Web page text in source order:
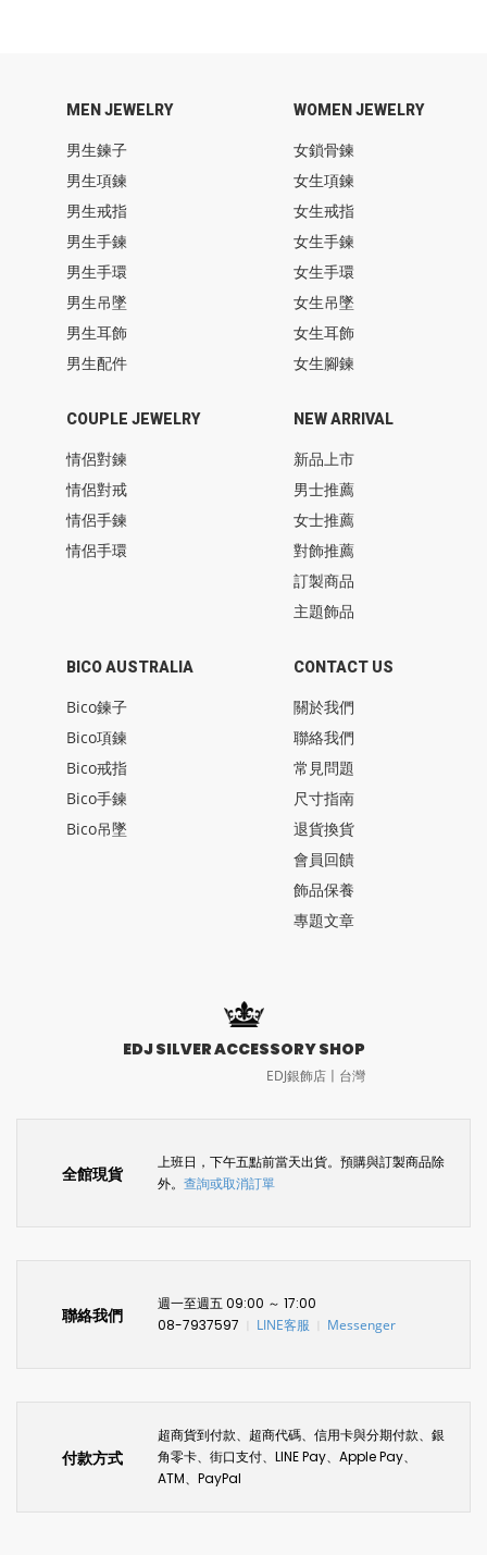
MEN JEWELRY
男生鍊子
男生項鍊
男生戒指
男生手鍊
男生手環
男生吊墜
男生耳飾
男生配件
WOMEN JEWELRY
女鎖骨鍊
女生項鍊
女生戒指
女生手鍊
女生手環
女生吊墜
女生耳飾
女生腳鍊
COUPLE JEWELRY
情侶對鍊
情侶對戒
情侶手鍊
情侶手環
BICO AUSTRALIA
Bico鍊子
Bico項鍊
Bico戒指
Bico手鍊
Bico吊墜
NEW ARRIVAL
新品上市
男士推薦
女士推薦
對飾推薦
訂製商品
主題飾品
CONTACT US
關於我們
聯絡我們
常見問題
尺寸指南
退貨換貨
會員回饋
飾品保養
專題文章
EDJ SILVER ACCESSORY SHOP
EDJ銀飾店〡台灣
全館現貨
上班日，下午五點前當天出貨。預購與訂製商品除
外。 查詢或取消訂單
聯絡我們
週一至週五 09:00 ～ 17:00
08-7937597
LINE客服 Messenger
付款方式
超商貨到付款、超商代碼、信用卡與分期付款、銀
角零卡、街口支付、LINE Pay、Apple Pay、
ATM、PayPal